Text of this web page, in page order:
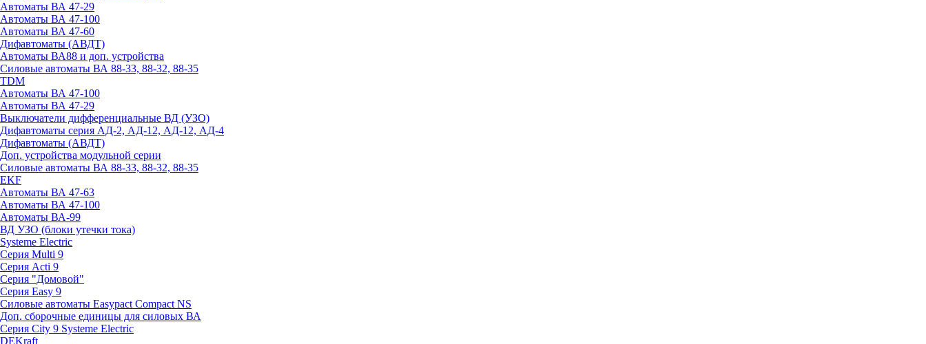
Автоматы ВА 47-29
Автоматы ВА 47-100
Автоматы ВА 47-60
Дифавтоматы (АВДТ)
Автоматы ВА88 и доп. устройства
Силовые автоматы ВА 88-33, 88-32, 88-35
TDM
Автоматы ВА 47-100
Автоматы ВА 47-29
Выключатели дифференциальные ВД (УЗО)
Дифавтоматы серия АД-2, АД-12, АД-12, АД-4
Дифавтоматы (АВДТ)
Доп. устройства модульной серии
Силовые автоматы ВА 88-33, 88-32, 88-35
EKF
Автоматы ВА 47-63
Автоматы ВА 47-100
Автоматы ВА-99
ВД УЗО (блоки утечки тока)
Systeme Electric
Серия Multi 9
Серия Acti 9
Серия "Домовой"
Серия Easy 9
Силовые автоматы Easypact Compact NS
Доп. сборочные единицы для силовых ВА
Серия City 9 Systeme Electric
DEKraft